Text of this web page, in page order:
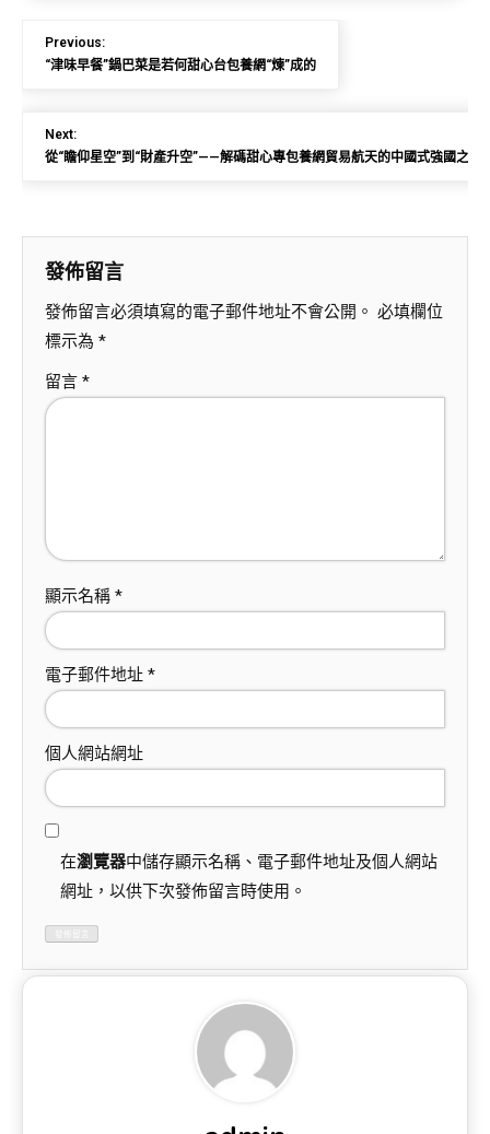
Previous:
“津味早餐”鍋巴菜是若何甜心台包養網“煉”成的
Next:
從“瞻仰星空”到“財產升空”——解碼甜心專包養網貿易航天的中國式強國之路
發佈留言
發佈留言必須填寫的電子郵件地址不會公開。 必填欄位
標示為 *
留言 *
顯示名稱 *
電子郵件地址 *
個人網站網址
在瀏覽器中儲存顯示名稱、電子郵件地址及個人網站
網址，以供下次發佈留言時使用。